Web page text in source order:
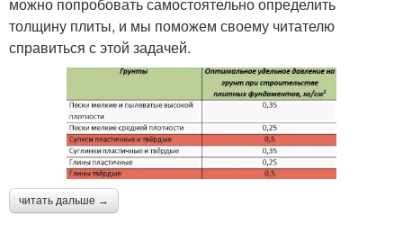
можно попробовать самостоятельно определить
толщину плиты, и мы поможем своему читателю
справиться с этой задачей.
читать дальше →